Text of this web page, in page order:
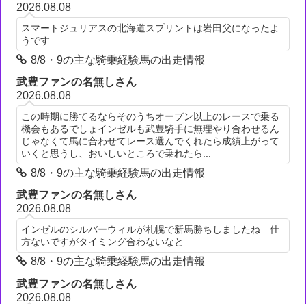
2026.08.08
スマートジュリアスの北海道スプリントは岩田父になったよ
うです
8/8・9の主な騎乗経験馬の出走情報
武豊ファンの名無しさん
2026.08.08
この時期に勝てるならそのうちオープン以上のレースで乗る
機会もあるでしょインゼルも武豊騎手に無理やり合わせるん
じゃなくて馬に合わせてレース選んでくれたら成績上がって
いくと思うし、おいしいところで乗れたら...
8/8・9の主な騎乗経験馬の出走情報
武豊ファンの名無しさん
2026.08.08
インゼルのシルバーウィルが札幌で新馬勝ちしましたね 仕
方ないですがタイミング合わないなと
8/8・9の主な騎乗経験馬の出走情報
武豊ファンの名無しさん
2026.08.08